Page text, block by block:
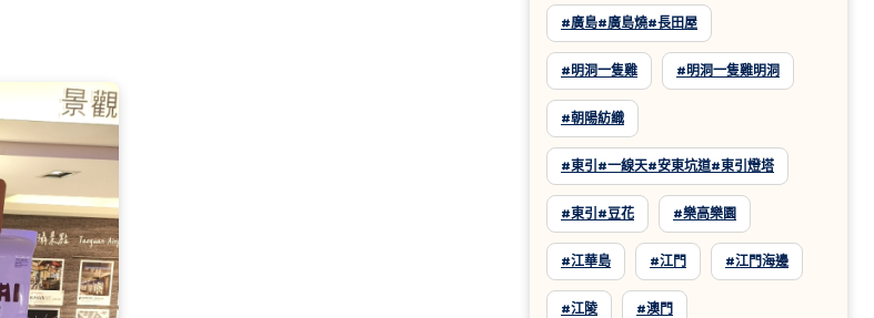
#廣島#廣島燒#長田屋
#明洞一隻雞 #明洞一隻雞明洞
#朝陽紡織
#東引#一線天#安東坑道#東引燈塔
#東引#豆花 #樂高樂園
#江華島 #江門 #江門海邊
#江陵 #澳門